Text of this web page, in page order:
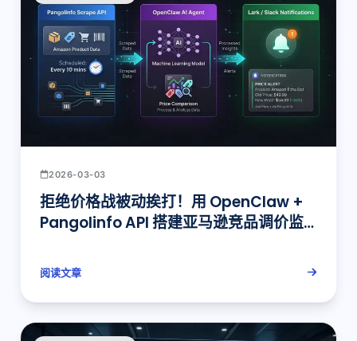
2026-03-03
拒绝价格战被动挨打！用 OpenClaw +
Pangolinfo API 搭建亚马逊竞品调价监
阅读文章